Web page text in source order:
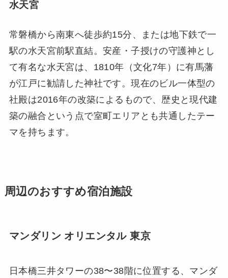
水天宮
常磐橋から南東へ徒歩約15分、または地下鉄で一
駅の水天宮前駅直結。安産・子授けの守護神とし
て有名な水天宮は、1810年（文化7年）に有馬藩
が江戸に勧請した神社です。現在のビル一体型の
社殿は2016年の改築によるもので、歴史と現代建
築の融合という点で室町エリアとも共通したテー
マを持ちます。
周辺のおすすめ宿泊施設
マンダリン オリエンタル 東京
日本橋三井タワーの38〜38階に位置する、マンダ